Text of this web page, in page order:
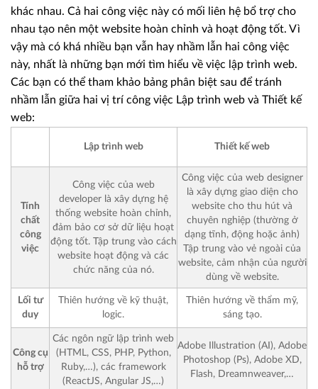
khác nhau. Cả hai công việc này có mối liên hệ bổ trợ cho
nhau tạo nên một website hoàn chỉnh và hoạt động tốt. Vì
vậy mà có khá nhiều bạn vẫn hay nhầm lẫn hai công việc
này, nhất là những bạn mới tìm hiểu về việc lập trình web.
Các bạn có thể tham khảo bảng phân biệt sau để tránh
nhầm lẫn giữa hai vị trí công việc Lập trình web và Thiết kế
web:
Lập trình web Thiết kế web
Tính
chất
công
việc
Công việc của web
developer là xây dựng hệ
thống website hoàn chỉnh,
đảm bảo cơ sở dữ liệu hoạt
động tốt. Tập trung vào cách
website hoạt động và các
chức năng của nó.
Công việc của web designer
là xây dựng giao diện cho
website cho thu hút và
chuyên nghiệp (thường ở
dạng tĩnh, động hoặc ảnh)
Tập trung vào vẻ ngoài của
website, cảm nhận của người
dùng về website.
Lối tư
duy
Thiên hướng về kỹ thuật,
logic.
Thiên hướng về thẩm mỹ,
sáng tạo.
Công cụ
hỗ trợ
Các ngôn ngữ lập trình web
(HTML, CSS, PHP, Python,
Ruby,…), các framework
(ReactJS, Angular JS,…)
Adobe Illustration (AI), Adobe
Photoshop (Ps), Adobe XD,
Flash, Dreamnweaver,…